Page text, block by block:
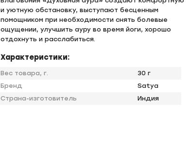
и уютную обстановку, выступают бесценным
помощником при необходимости снять болевые
ощущении, улучшить ауру во время йоги, хорошо
отдохнуть и расслабиться.
Характеристики:
Вес товара, г.
30 г
Бренд
Satya
Страна-изготовитель
Индия